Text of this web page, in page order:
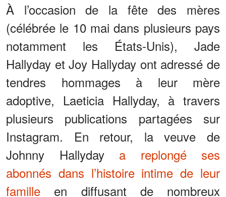
À l’occasion de la fête des mères
(célébrée le 10 mai dans plusieurs pays
notamment les États-Unis), Jade
Hallyday et Joy Hallyday ont adressé de
tendres hommages à leur mère
adoptive, Laeticia Hallyday, à travers
plusieurs publications partagées sur
Instagram. En retour, la veuve de
Johnny Hallyday a replongé ses
abonnés dans l’histoire intime de leur
famille en diffusant de nombreux